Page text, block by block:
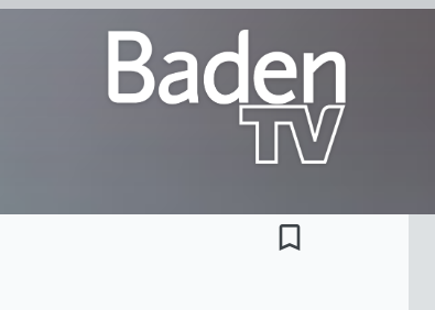
bookmark_border